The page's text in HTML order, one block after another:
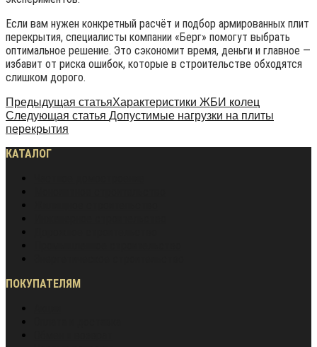
Если вам нужен конкретный расчёт и подбор армированных плит
перекрытия, специалисты компании «Берг» помогут выбрать
оптимальное решение. Это сэкономит время, деньги и главное —
избавит от риска ошибок, которые в строительстве обходятся
слишком дорого.
Предыдущая статьяХарактеристики ЖБИ колец
Следующая статья Допустимые нагрузки на плиты
перекрытия
КАТАЛОГ
ПОКУПАТЕЛЯМ